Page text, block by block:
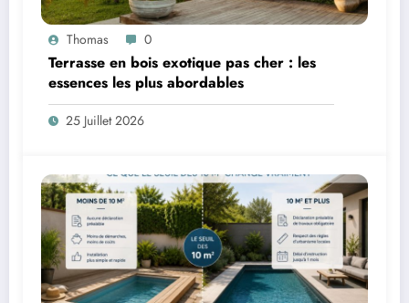
Thomas 0
Terrasse en bois exotique pas cher : les
essences les plus abordables
25 Juillet 2026